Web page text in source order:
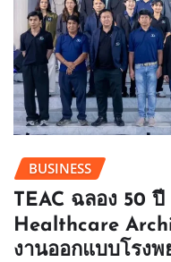
BUSINESS
TEAC ฉลอง 50
Healthcare
งานออกแบบโรง